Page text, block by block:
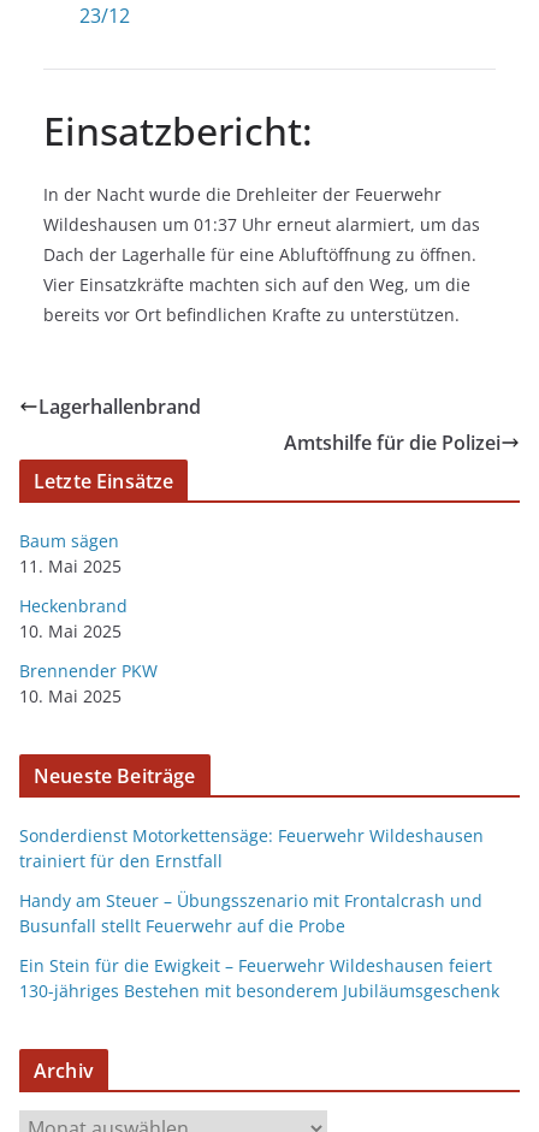
23/12
Einsatzbericht:
In der Nacht wurde die Drehleiter der Feuerwehr
Wildeshausen um 01:37 Uhr erneut alarmiert, um das
Dach der Lagerhalle für eine Abluftöffnung zu öffnen.
Vier Einsatzkräfte machten sich auf den Weg, um die
bereits vor Ort befindlichen Krafte zu unterstützen.
Lagerhallenbrand
Amtshilfe für die Polizei
Letzte Einsätze
Baum sägen
11. Mai 2025
Heckenbrand
10. Mai 2025
Brennender PKW
10. Mai 2025
Neueste Beiträge
Sonderdienst Motorkettensäge: Feuerwehr Wildeshausen
trainiert für den Ernstfall
Handy am Steuer – Übungsszenario mit Frontalcrash und
Busunfall stellt Feuerwehr auf die Probe
Ein Stein für die Ewigkeit – Feuerwehr Wildeshausen feiert
130-jähriges Bestehen mit besonderem Jubiläumsgeschenk
Archiv